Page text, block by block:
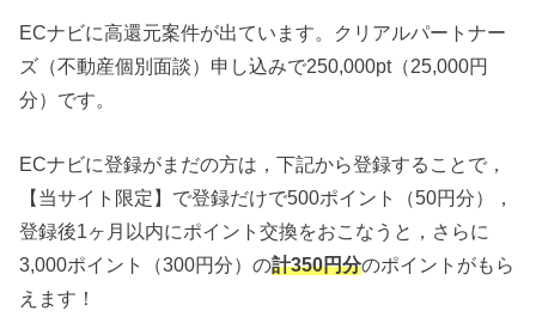
ECナビに高還元案件が出ています。クリアルパートナー
ズ（不動産個別面談）申し込みで250,000pt（25,000円
分）です。
ECナビに登録がまだの方は，下記から登録することで，
【当サイト限定】で登録だけで500ポイント（50円分），
登録後1ヶ月以内にポイント交換をおこなうと，さらに
3,000ポイント（300円分）の計350円分のポイントがもら
えます！